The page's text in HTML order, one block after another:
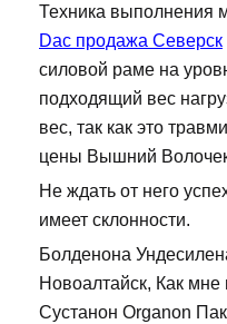
Техника выполнения
Dac продажа Северск
силовой раме на
подходящий вес
вес, так как это
цены Вышний
Не ждать от него
имеет склонности.
Болденона
Новоалтайск, Как мне
Сустанон Organon